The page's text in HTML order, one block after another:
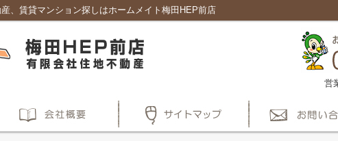
、賃貸マンション探しはホームメイト梅田HEP前店
営